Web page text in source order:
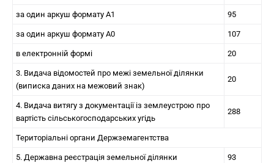
за один аркуш формату А1 95
за один аркуш формату А0 107
в електронній формі 20
3. Видача відомостей про межі земельної ділянки
(виписка даних на межовий знак)
20
4. Видача витягу з документації із землеустрою про
вартість сільськогосподарських угідь
288
Територіальні органи Держземагентства
5. Державна реєстрація земельної ділянки 93